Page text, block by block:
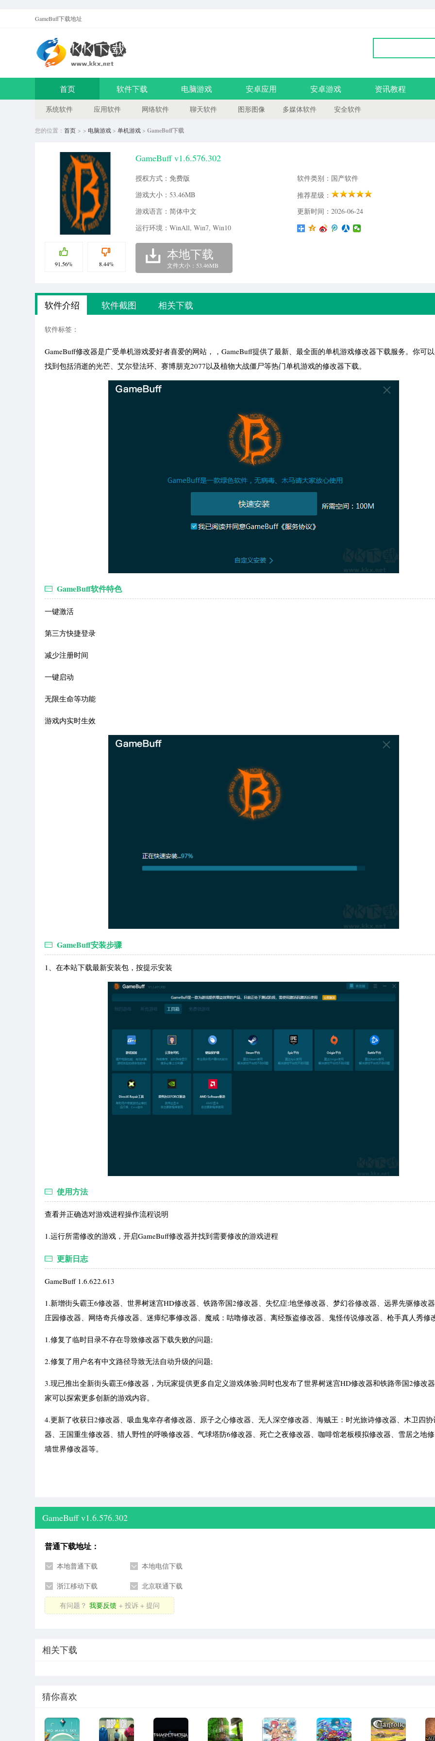
GameBuff下载地址
首页 软件下载 电脑游戏 安卓应用 安卓游戏 资讯教程
系统软件 应用软件 网络软件 聊天软件 图形图像 多媒体软件 安全软件
您的位置： 首页 > > 电脑游戏 > 单机游戏 > GameBuff下载
91.56% 8.44%
GameBuff v1.6.576.302
授权方式：免费版
软件类别：国产软件
游戏大小：53.46MB
推荐星级：
游戏语言：简体中文
更新时间：2026-06-24
运行环境：WinAll, Win7, Win10
本地下载
文件大小：53.46MB
软件介绍 软件截图 相关下载
软件标签：
GameBuff修改器是广受单机游戏爱好者喜爱的网站，，GameBuff提供了最新、最全面的单机游戏修改器下载服务。你可
找到包括消逝的光芒、艾尔登法环、赛博朋克2077以及植物大战僵尸等热门单机游戏的修改器下载。
GameBuff软件特色
一键激活
第三方快捷登录
减少注册时间
一键启动
无限生命等功能
游戏内实时生效
GameBuff安装步骤
1、在本站下载最新安装包，按提示安装
使用方法
查看并正确选对游戏进程操作流程说明
1.运行所需修改的游戏，开启GameBuff修改器并找到需要修改的游戏进程
更新日志
GameBuff 1.6.622.613
1.新增街头霸王6修改器、世界树迷宫HD修改器、铁路帝国2修改器、失忆症:地堡修改器、梦幻谷修改器、远界先驱修改
庄园修改器、网络奇兵修改器、迷瘴纪事修改器、魔戒：咕噜修改器、离经叛盗修改器、鬼怪传说修改器、枪手真人秀修
1.修复了临时目录不存在导致修改器下载失败的问题;
2.修复了用户名有中文路径导致无法自动升级的问题;
3.现已推出全新街头霸王6修改器，为玩家提供更多自定义游戏体验;同时也发布了世界树迷宫HD修改器和铁路帝国2修改
家可以探索更多创新的游戏内容。
4.更新了收获日2修改器、吸血鬼幸存者修改器、原子之心修改器、无人深空修改器、海贼王：时光旅诗修改器、木卫四
器、王国重生修改器、猎人野性的呼唤修改器、气球塔防6修改器、死亡之夜修改器、咖啡馆老板模拟修改器、雪居之地
墙世界修改器等。
GameBuff v1.6.576.302
普通下载地址：
本地普通下载 本地电信下载
浙江移动下载 北京联通下载
有问题？ 我要反馈 + 投诉 + 提问
相关下载
猜你喜欢